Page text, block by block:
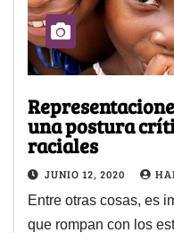
una postura
raciales
JUNIO 12, 2020
Entre otras cosas, es
que rompan con los